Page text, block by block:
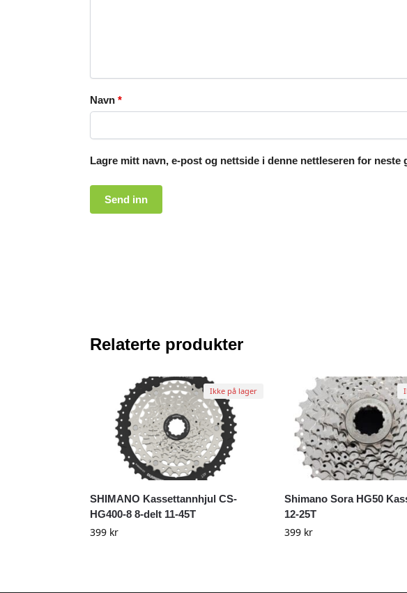
Navn *
Lagre mitt navn, e-post og nettside i denne nettleseren for neste
Relaterte produkter
SHIMANO Kassettannhjul CS-
HG400-8 8-delt 11-45T
399 kr
Ikke på lager
Shimano Sora HG50
12-25T
399 kr